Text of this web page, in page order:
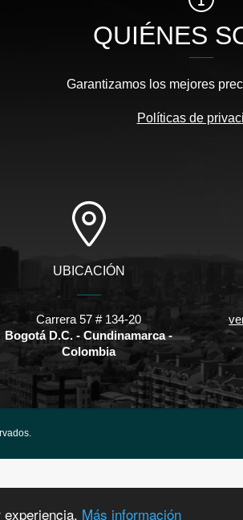
Más información
QUIÉNES
Garantizamos los mejores
Políticas de
UBICACIÓN
Carrera 57 # 134-20
Bogotá D.C. - Cundinamarca -
Colombia